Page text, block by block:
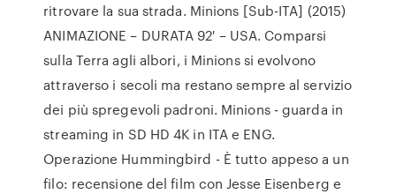
ritrovare la sua strada. Minions [Sub-ITA] (2015)
ANIMAZIONE – DURATA 92′ – USA. Comparsi
sulla Terra agli albori, i Minions si evolvono
attraverso i secoli ma restano sempre al servizio
dei più spregevoli padroni. Minions - guarda in
streaming in SD HD 4K in ITA e ENG.
Operazione Hummingbird - È tutto appeso a un
filo: recensione del film con Jesse Eisenberg e